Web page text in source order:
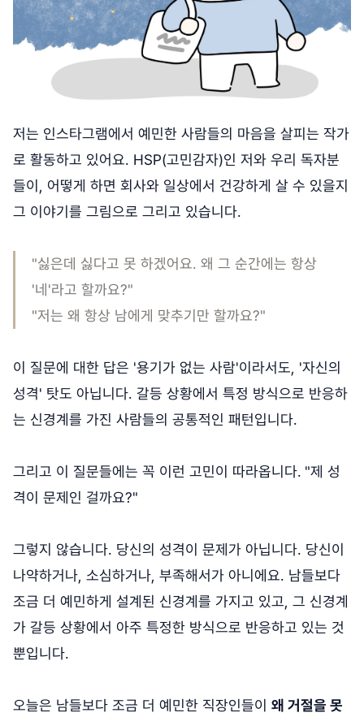
저는 인스타그램에서 예민한 사람들의 마음을 살피는 작가
로 활동하고 있어요. HSP(고민감자)인 저와 우리 독자분
들이, 어떻게 하면 회사와 일상에서 건강하게 살 수 있을지
그 이야기를 그림으로 그리고 있습니다.
"싫은데 싫다고 못 하겠어요. 왜 그 순간에는 항상
'네'라고 할까요?"
"저는 왜 항상 남에게 맞추기만 할까요?"
이 질문에 대한 답은 '용기가 없는 사람'이라서도, '자신의
성격' 탓도 아닙니다. 갈등 상황에서 특정 방식으로 반응하
는 신경계를 가진 사람들의 공통적인 패턴입니다.
그리고 이 질문들에는 꼭 이런 고민이 따라옵니다. "제 성
격이 문제인 걸까요?"
그렇지 않습니다. 당신의 성격이 문제가 아닙니다. 당신이
나약하거나, 소심하거나, 부족해서가 아니에요. 남들보다
조금 더 예민하게 설계된 신경계를 가지고 있고, 그 신경계
가 갈등 상황에서 아주 특정한 방식으로 반응하고 있는 것
뿐입니다.
오늘은 남들보다 조금 더 예민한 직장인들이 왜 거절을 못